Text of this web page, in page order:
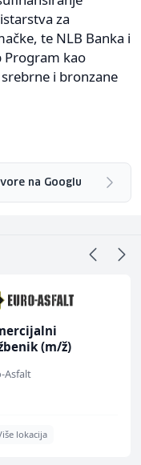
za
te NLB Banka i
Program kao
i bronzane
na Googlu
(m/ž)
Asfalt
lokacija